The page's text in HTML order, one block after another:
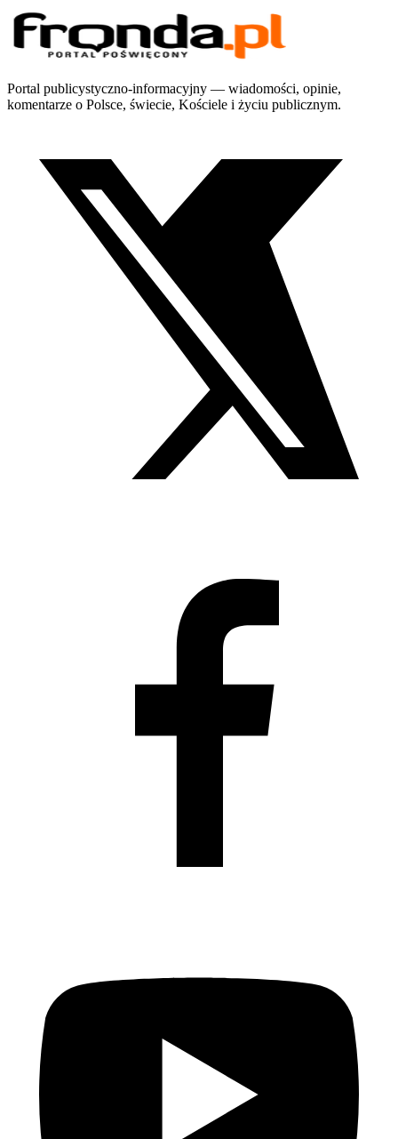
Portal publicystyczno-informacyjny — wiadomości, opinie,
komentarze o Polsce, świecie, Kościele i życiu publicznym.